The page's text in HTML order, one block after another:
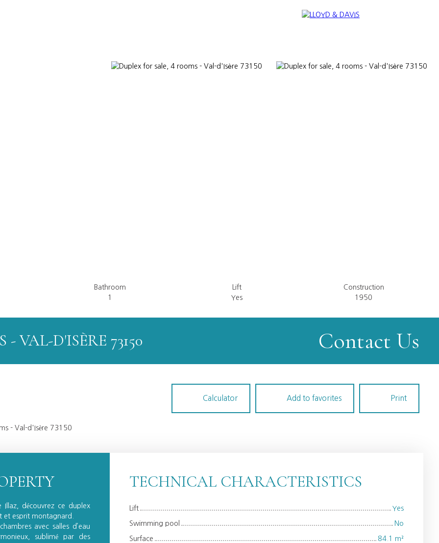
Bathroom
1
Lift
Yes
Construction
1950
VAL-D'ISÈRE 73150 Contact Us
Calculator Add to favorites Print
- Val-d'Isère 73150
découvrez ce duplex
et esprit montagnard.
avec salles d’eau
sublimé par des
TECHNICAL CHARACTERISTICS
Lift Yes
Swimming pool No
Surface 84.1 m²